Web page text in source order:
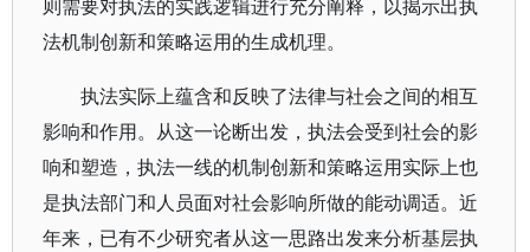
则需要对执法的实践逻辑进行充分阐释，以揭示出执
法机制创新和策略运用的生成机理。
执法实际上蕴含和反映了法律与社会之间的相互
影响和作用。从这一论断出发，执法会受到社会的影
响和塑造，执法一线的机制创新和策略运用实际上也
是执法部门和人员面对社会影响所做的能动调适。近
年来，已有不少研究者从这一思路出发来分析基层执